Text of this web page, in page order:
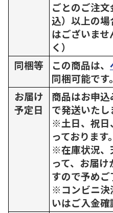
ごとのご注
込）以上の
はございま
く）
同梱等
この商品は、
同梱可能です。
お届け
予定日
商品はお申
で発送いたし
※土日、祝日
っております。
※在庫状況、
って、お届
すので予めご
※コンビニ決
いはご入金確